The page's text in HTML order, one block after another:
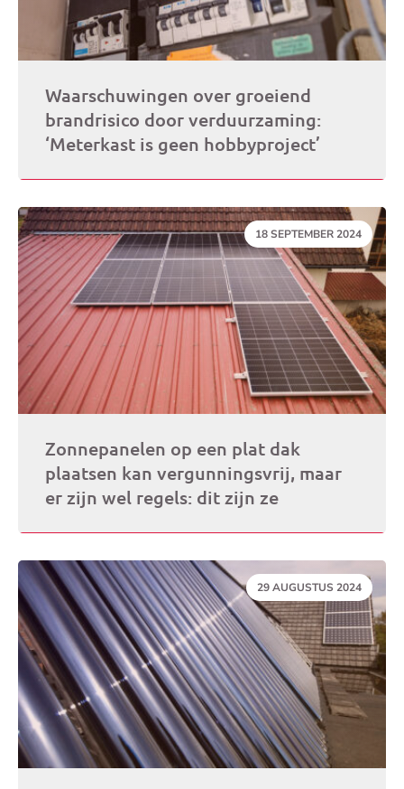
Waarschuwingen over groeiend
brandrisico door verduurzaming:
‘Meterkast is geen hobbyproject’
DATUM:
18 SEPTEMBER 2024
Zonnepanelen op een plat dak
plaatsen kan vergunningsvrij, maar
er zijn wel regels: dit zijn ze
DATUM:
29 AUGUSTUS 2024